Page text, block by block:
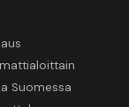
Suomessa